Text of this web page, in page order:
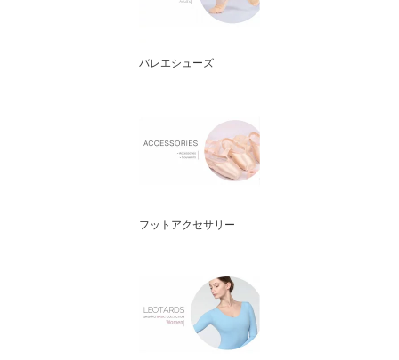
バレエシューズ
フットアクセサリー